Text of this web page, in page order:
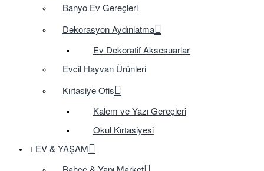
Banyo Ev Gereçleri
Dekorasyon Aydınlatma
Ev Dekoratif Aksesuarlar
Evcil Hayvan Ürünleri
Kırtasiye Ofis
Kalem ve Yazı Gereçleri
Okul Kırtasiyesi
EV & YAŞAM